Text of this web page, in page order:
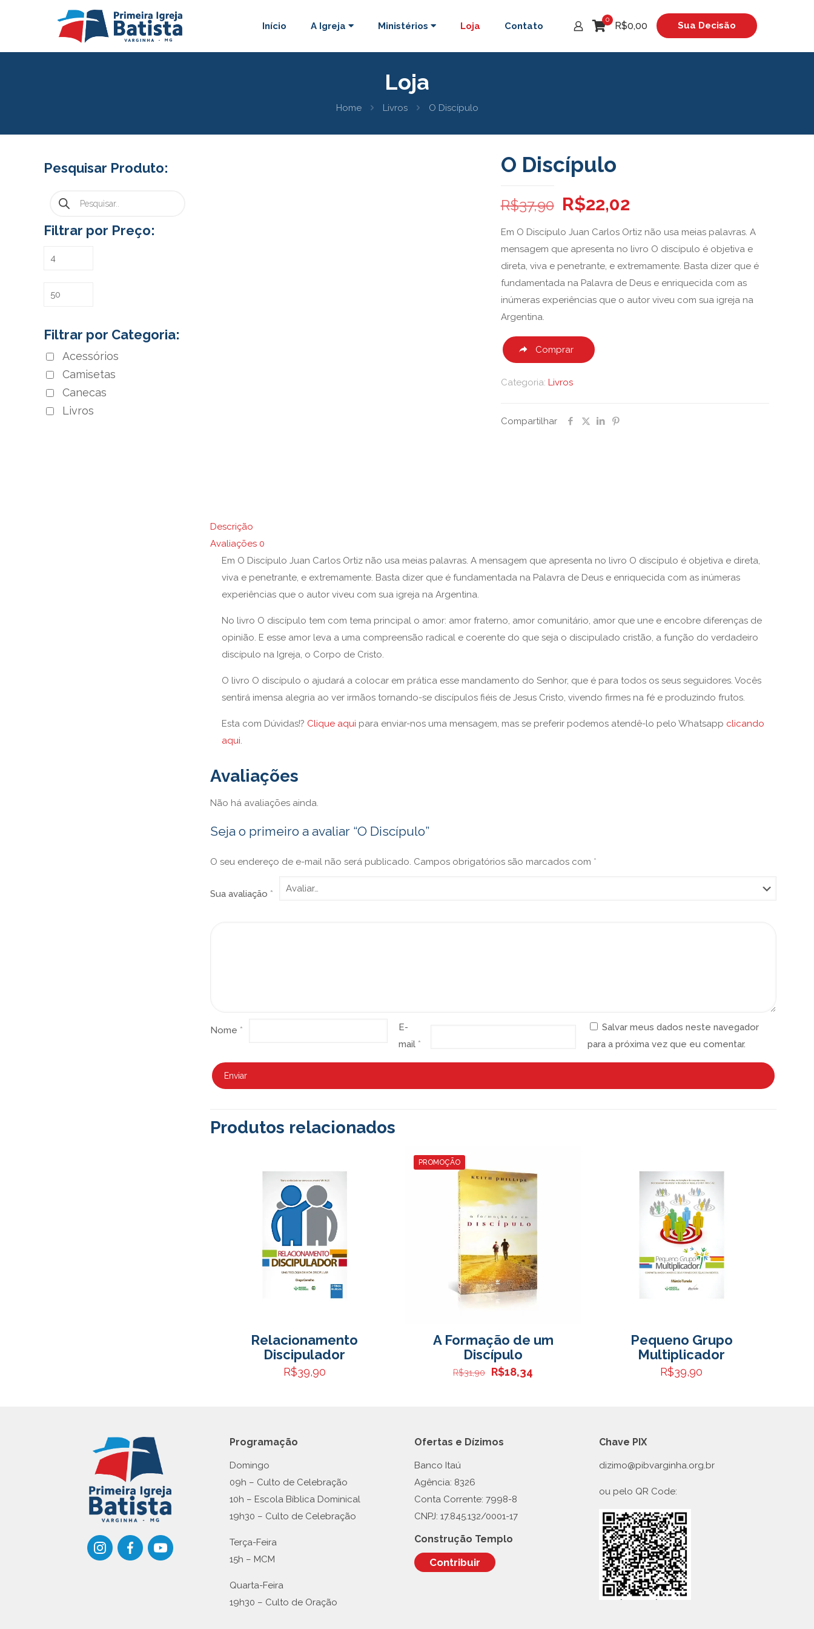
Início A Igreja Ministérios Loja Contato
0
R$0,00 Sua Decisão
Loja
Home Livros O Discípulo
O Discípulo
R$37,90 O
original
era:
R$37,90.
R$22,02O
atual
é:
R$22,02.
Em O Discípulo Juan Carlos Ortiz não usa meias palavras. A
mensagem que apresenta no livro O discípulo é objetiva e
direta, viva e penetrante, e extremamente. Basta dizer que é
fundamentada na Palavra de Deus e enriquecida com as
inúmeras experiências que o autor viveu com sua igreja na
Argentina.
Comprar
Categoria: Livros
Compartilhar
Descrição
Avaliações 0
Em O Discípulo Juan Carlos Ortiz não usa meias palavras. A mensagem que apresenta no livro O discípulo é objetiva e direta,
viva e penetrante, e extremamente. Basta dizer que é fundamentada na Palavra de Deus e enriquecida com as inúmeras
experiências que o autor viveu com sua igreja na Argentina.
No livro O discípulo tem com tema principal o amor: amor fraterno, amor comunitário, amor que une e encobre diferenças de
opinião. E esse amor leva a uma compreensão radical e coerente do que seja o discipulado cristão, a função do verdadeiro
discípulo na Igreja, o Corpo de Cristo.
O livro O discípulo o ajudará a colocar em prática esse mandamento do Senhor, que é para todos os seus seguidores. Vocês
sentirá imensa alegria ao ver irmãos tornando-se discípulos fiéis de Jesus Cristo, vivendo firmes na fé e produzindo frutos.
Esta com Dúvidas!? Clique aqui para enviar-nos uma mensagem, mas se preferir podemos atendê-lo pelo Whatsapp clicando
aqui.
Avaliações
Não há avaliações ainda.
Seja o primeiro a avaliar “O Discípulo”
O seu endereço de e-mail não será publicado. Campos obrigatórios são marcados com *
Sua avaliação *
Nome *
E-
mail *
Salvar meus dados neste navegador
para a próxima vez que eu comentar.
Produtos relacionados
Relacionamento
Discipulador
R$39,90
PROMOÇÃO
A Formação de um
Discípulo
R$31,90
O
R$31,90.
R$18,34
Pequeno Grupo
Multiplicador
R$39,90
Pesquisar Produto:
Pesquisar
produtos
Filtrar por Preço:
Filtrar por Categoria:
Acessórios
Camisetas
Canecas
Livros
Programação
Domingo
09h – Culto de Celebração
10h – Escola Bíblica Dominical
19h30 – Culto de Celebração
Terça-Feira
15h – MCM
Quarta-Feira
19h30 – Culto de Oração
Ofertas e Dízimos
Banco Itaú
Agência: 8326
Conta Corrente: 7998-8
CNPJ: 17.845.132/0001-17
Construção Templo
Contribuir
Chave PIX
dizimo@pibvarginha.org.br
ou pelo QR Code: